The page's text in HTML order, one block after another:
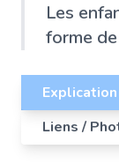
Les
forme
Explication
Liens /